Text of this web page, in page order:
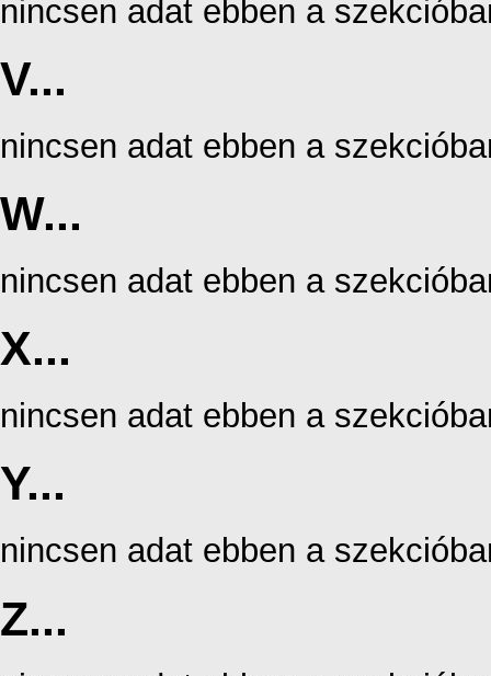
nincsen adat ebben a
V...
nincsen adat ebben a
W...
nincsen adat ebben a
X...
nincsen adat ebben a
Y...
nincsen adat ebben a
Z...